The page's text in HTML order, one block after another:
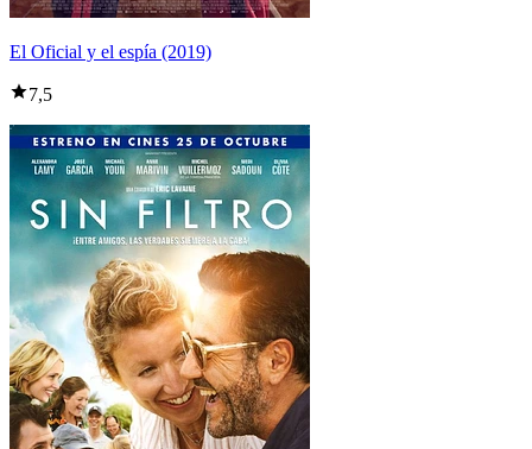
El Oficial y el espía (2019)
7,5